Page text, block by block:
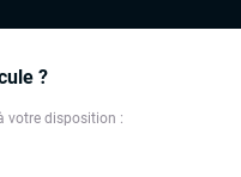
?
votre disposition :